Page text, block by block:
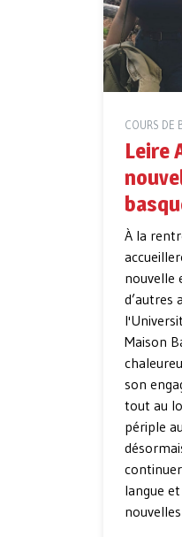
COURS DE
Leire
À la
nouvelle
d’autres
Maison
son
tout au
périple
langue